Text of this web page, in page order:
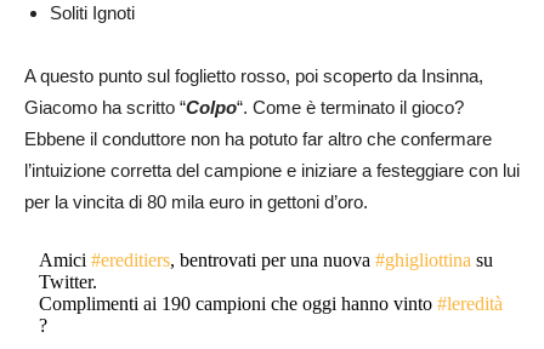
Soliti Ignoti
A questo punto sul foglietto rosso, poi scoperto da Insinna,
Giacomo ha scritto “Colpo“. Come è terminato il gioco?
Ebbene il conduttore non ha potuto far altro che confermare
l’intuizione corretta del campione e iniziare a festeggiare con lui
per la vincita di 80 mila euro in gettoni d’oro.
Amici#ereditiers, bentrovati per una nuova#ghigliottina su
Twitter.
Complimenti ai 190 campioni che oggi hanno vinto#leredità
?